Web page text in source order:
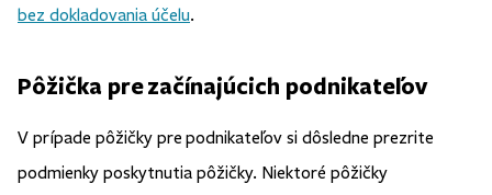
bez dokladovania účelu.
Pôžička pre začínajúcich podnikateľov
V prípade pôžičky pre podnikateľov si dôsledne prezrite
podmienky poskytnutia pôžičky. Niektoré pôžičky